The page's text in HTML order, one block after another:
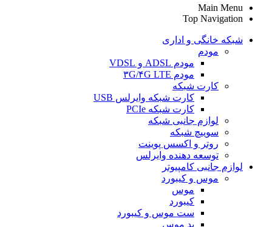
Main Menu
Top Navigation
شبکه خانگی و اداری
مودم
مودم ADSL و VDSL
مودم ۳G/۴G LTE
کارت شبکه
کارت شبکه وایرلس USB
کارت شبکه PCIe
لوازم جانبی شبکه
سوییچ شبکه
روتر و اکسس پوینت
توسعه دهنده وایرلس
لوازم جانبی کامپیوتر
موس و کیبورد
موس
کیبورد
ست موس و کیبورد
پد موس